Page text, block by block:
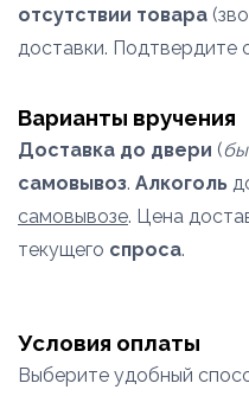
отсутствии товара
доставки. Подтвердите
Варианты вручения
Доставка до двери (
самовывоз. Алкоголь
самовывозе. Цена
текущего спроса.
Условия оплаты
Выберите удобный